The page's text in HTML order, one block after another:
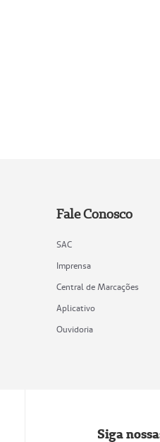
Fale Conosco
SAC
Imprensa
Central de Marcações
Aplicativo
Ouvidoria
Siga